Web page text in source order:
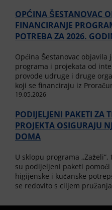
OPĆINA ŠESTANOVAC
FINANCIRANJE
POTREBA ZA 2026.
Općina Šestanovac objavila
programa i projekata od
provode udruge i druge
koji se financiraju iz
19.05.2026
PODIJELJENI PAKETI ZA
PROJEKTA OSIGURAJU
DOMA
U sklopu programa
su podijeljeni paketi
higijenske i kućanske
se redovito s ciljem